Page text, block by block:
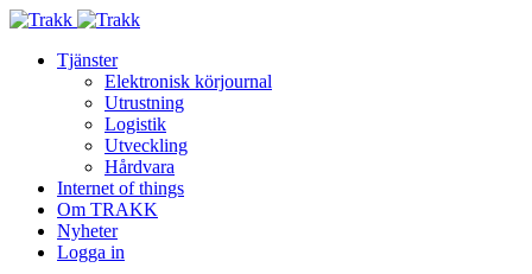
Tjänster
Elektronisk körjournal
Utrustning
Logistik
Utveckling
Hårdvara
Internet of things
Om TRAKK
Nyheter
Logga in